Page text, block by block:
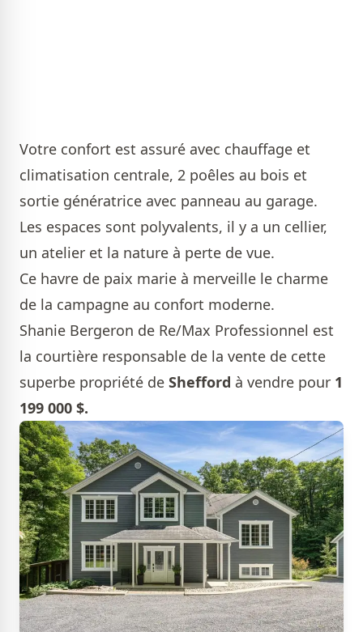
Votre confort est assuré avec chauffage et
climatisation centrale, 2 poêles au bois et
sortie génératrice avec panneau au garage.
Les espaces sont polyvalents, il y a un cellier,
un atelier et la nature à perte de vue.
Ce havre de paix marie à merveille le charme
de la campagne au confort moderne.
Shanie Bergeron de Re/Max Professionnel est
la courtière responsable de la vente de cette
superbe propriété de Shefford à vendre pour 1
199 000 $.